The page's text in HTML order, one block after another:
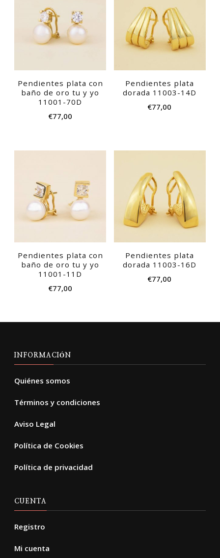
Pendientes plata con
baño de oro tu y yo
11001-70D
€77,00
Pendientes plata
dorada 11003-14D
€77,00
Pendientes plata con
baño de oro tu y yo
11001-11D
€77,00
Pendientes plata
dorada 11003-16D
€77,00
INFORMACIÓN
Quiénes somos
Términos y condiciones
Aviso Legal
Política de Cookies
Política de privacidad
CUENTA
Registro
Mi cuenta